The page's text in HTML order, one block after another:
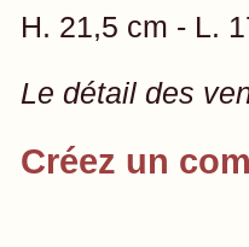
H. 21,5 cm - L.
Le détail des
Créez un